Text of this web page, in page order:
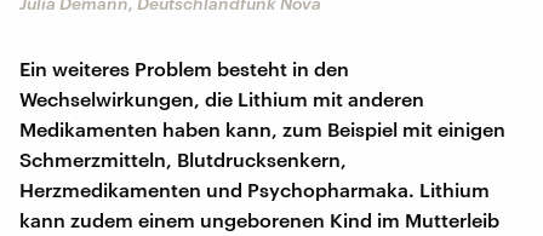
Ein weiteres Problem besteht in den
Wechselwirkungen, die Lithium mit anderen
Medikamenten haben kann, zum Beispiel mit einigen
Schmerzmitteln, Blutdrucksenkern,
Herzmedikamenten und Psychopharmaka. Lithium
kann zudem einem ungeborenen Kind im Mutterleib